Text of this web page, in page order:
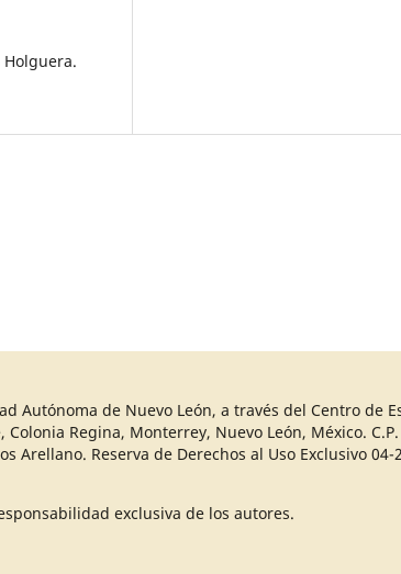
Holguera.
Autónoma de Nuevo León, a través del Centro de
Regina, Monterrey, Nuevo León, México.
Arellano. Reserva de Derechos al Uso Exclusivo
exclusiva de los autores.